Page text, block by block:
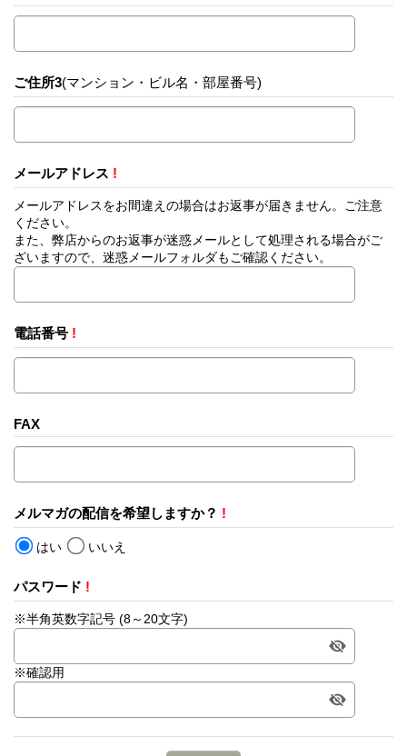
ご住所3(マンション・ビル名・部屋番号)
メールアドレス !
メールアドレスをお間違えの場合はお返事が届きません。ご注意
ください。
また、弊店からのお返事が迷惑メールとして処理される場合がご
ざいますので、迷惑メールフォルダもご確認ください。
電話番号 !
FAX
メルマガの配信を希望しますか？ !
はい いいえ
パスワード !
※半角英数字記号 (8～20文字)
※確認用